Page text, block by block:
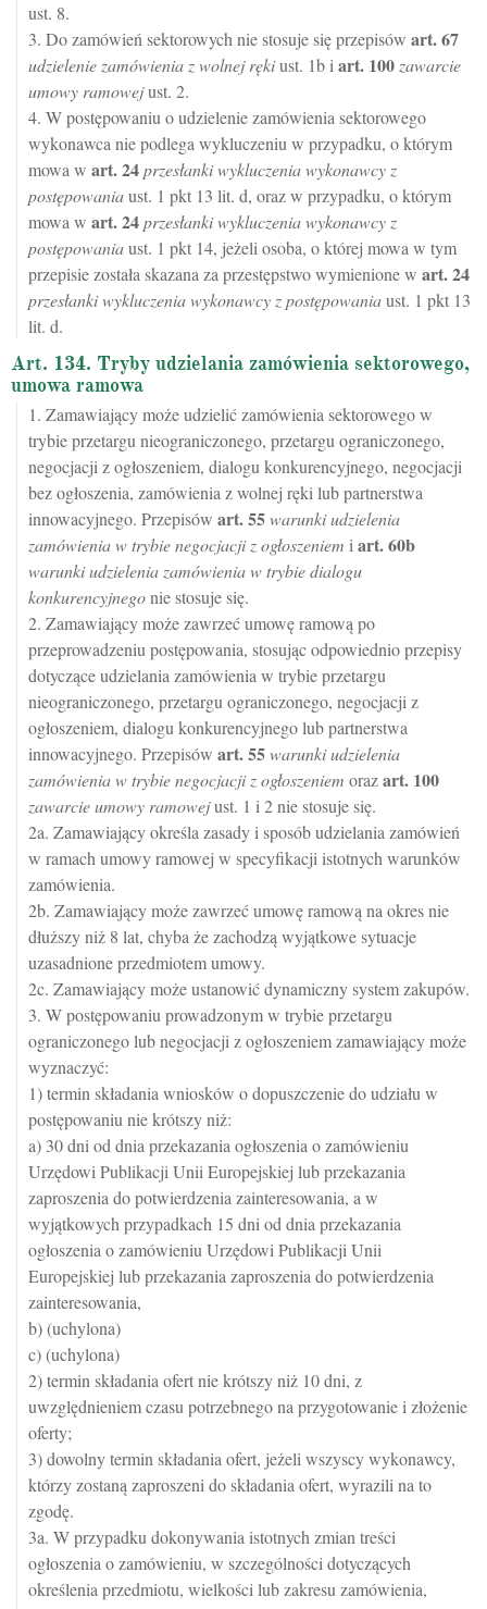
ust. 8.
3. Do zamówień sektorowych nie stosuje się przepisów art.67
udzielenie zamówienia z wolnej rękiust. 1b i art. 100 zawarcie
umowy ramowejust. 2.
4. W postępowaniu o udzielenie zamówienia sektorowego
wykonawca nie podlega wykluczeniu w przypadku, o którym
mowa w art.24przesłanki wykluczenia wykonawcy z
postępowaniaust. 1 pkt 13 lit. d, oraz w przypadku, o którym
mowa w art.24przesłanki wykluczenia wykonawcy z
postępowaniaust. 1 pkt 14, jeżeli osoba, o której mowa w tym
przepisie została skazana za przestępstwo wymienione w art.24
przesłanki wykluczenia wykonawcy z postępowaniaust. 1 pkt 13
lit. d.
Art. 134. Tryby udzielania zamówienia sektorowego,
umowa ramowa
1. Zamawiający może udzielić zamówienia sektorowego w
trybie przetargu nieograniczonego, przetargu ograniczonego,
negocjacji z ogłoszeniem, dialogu konkurencyjnego, negocjacji
bez ogłoszenia, zamówienia z wolnej ręki lub partnerstwa
innowacyjnego. Przepisów art.55warunki udzielenia
zamówienia w trybie negocjacji z ogłoszeniem i art.60b
warunki udzielenia zamówienia w trybie dialogu
konkurencyjnegonie stosuje się.
2. Zamawiający może zawrzeć umowę ramową po
przeprowadzeniu postępowania, stosując odpowiednio przepisy
dotyczące udzielania zamówienia w trybie przetargu
nieograniczonego, przetargu ograniczonego, negocjacji z
ogłoszeniem, dialogu konkurencyjnego lub partnerstwa
innowacyjnego. Przepisów art.55warunki udzielenia
zamówienia w trybie negocjacji z ogłoszeniem orazart. 100
zawarcie umowy ramowejust. 1 i 2 nie stosuje się.
2a. Zamawiający określa zasady i sposób udzielania zamówień
w ramach umowy ramowej w specyfikacji istotnych warunków
zamówienia.
2b. Zamawiający może zawrzeć umowę ramową na okres nie
dłuższy niż 8 lat, chyba że zachodzą wyjątkowe sytuacje
uzasadnione przedmiotem umowy.
2c. Zamawiający może ustanowić dynamiczny system zakupów.
3. W postępowaniu prowadzonym w trybie przetargu
ograniczonego lub negocjacji z ogłoszeniem zamawiający może
wyznaczyć:
1) termin składania wniosków o dopuszczenie do udziału w
postępowaniu nie krótszy niż:
a) 30 dni od dnia przekazania ogłoszenia o zamówieniu
Urzędowi Publikacji Unii Europejskiej lub przekazania
zaproszenia do potwierdzenia zainteresowania, a w
wyjątkowych przypadkach 15 dni od dnia przekazania
ogłoszenia o zamówieniu Urzędowi Publikacji Unii
Europejskiej lub przekazania zaproszenia do potwierdzenia
zainteresowania,
b) (uchylona)
c) (uchylona)
2) termin składania ofert nie krótszy niż 10 dni, z
uwzględnieniem czasu potrzebnego na przygotowanie i złożenie
oferty;
3) dowolny termin składania ofert, jeżeli wszyscy wykonawcy,
którzy zostaną zaproszeni do składania ofert, wyrazili na to
zgodę.
3a. W przypadku dokonywania istotnych zmian treści
ogłoszenia o zamówieniu, w szczególności dotyczących
określenia przedmiotu, wielkości lub zakresu zamówienia,